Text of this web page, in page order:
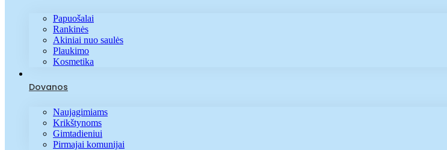
Papuošalai
Rankinės
Akiniai nuo saulės
Plaukimo
Kosmetika
Dovanos
Naujagimiams
Krikštynoms
Gimtadieniui
Pirmajai komunijai